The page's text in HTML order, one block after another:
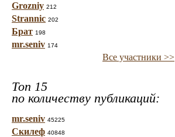
Grozniy 212
Strannic 202
Брат 198
mr.seniv 174
Все участники >>
Топ 15
по количеству публикаций:
mr.seniv 45225
Скилеф 40848